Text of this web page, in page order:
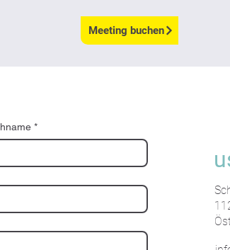
Meeting buchen
*